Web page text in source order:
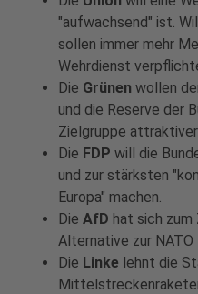
"aufwachsend" ist.
sollen immer mehr
Wehrdienst
Die Grünen wollen
und die Reserve der
Zielgruppe
Die FDP will die
und zur stärksten
Europa" machen.
Die AfD hat sich
Alternative zur
Die Linke lehnt die